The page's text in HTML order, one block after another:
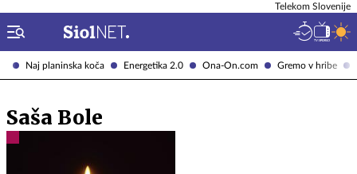
Naj planinska koča Energetika 2.0 Ona-On.com Gremo v hribe
Telekom Slovenije
Saša Bole